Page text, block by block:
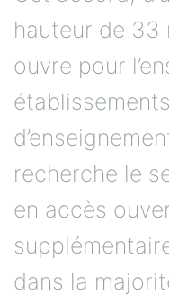
hauteur de 33
ouvre pour
recherche le
en accès
dans la